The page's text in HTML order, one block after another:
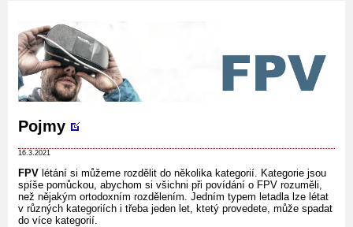
Pojmy
16.3.2021
FPV létání si můžeme rozdělit do několika kategorií. Kategorie jsou
spíše pomůckou, abychom si všichni při povídání o FPV rozuměli,
než nějakým ortodoxním rozdělením. Jedním typem letadla lze létat
v různých kategoriích i třeba jeden let, ktetý provedete, může spadat
do více kategorií.